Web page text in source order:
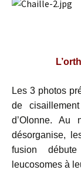
Les 3 photos
de
d’Olonne.
désorganise,
fusion
leucosomes à